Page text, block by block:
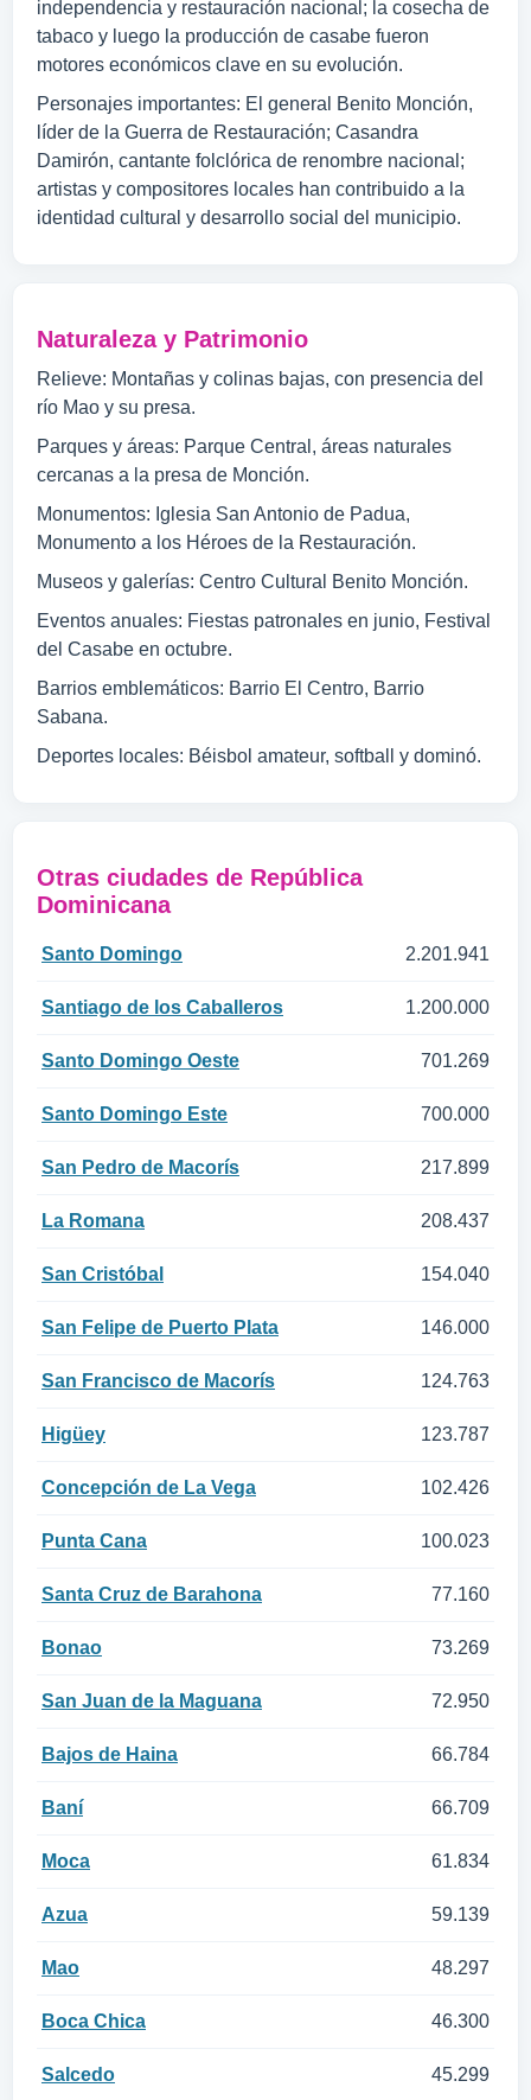
independencia y restauración nacional; la cosecha de
tabaco y luego la producción de casabe fueron
motores económicos clave en su evolución.
Personajes importantes: El general Benito Monción,
líder de la Guerra de Restauración; Casandra
Damirón, cantante folclórica de renombre nacional;
artistas y compositores locales han contribuido a la
identidad cultural y desarrollo social del municipio.
Naturaleza y Patrimonio
Relieve: Montañas y colinas bajas, con presencia del
río Mao y su presa.
Parques y áreas: Parque Central, áreas naturales
cercanas a la presa de Monción.
Monumentos: Iglesia San Antonio de Padua,
Monumento a los Héroes de la Restauración.
Museos y galerías: Centro Cultural Benito Monción.
Eventos anuales: Fiestas patronales en junio, Festival
del Casabe en octubre.
Barrios emblemáticos: Barrio El Centro, Barrio
Sabana.
Deportes locales: Béisbol amateur, softball y dominó.
Otras ciudades de República
Dominicana
Santo Domingo 2.201.941
Santiago de los Caballeros 1.200.000
Santo Domingo Oeste 701.269
Santo Domingo Este 700.000
San Pedro de Macorís 217.899
La Romana 208.437
San Cristóbal 154.040
San Felipe de Puerto Plata 146.000
San Francisco de Macorís 124.763
Higüey 123.787
Concepción de La Vega 102.426
Punta Cana 100.023
Santa Cruz de Barahona 77.160
Bonao 73.269
San Juan de la Maguana 72.950
Bajos de Haina 66.784
Baní 66.709
Moca 61.834
Azua 59.139
Mao 48.297
Boca Chica 46.300
Salcedo 45.299